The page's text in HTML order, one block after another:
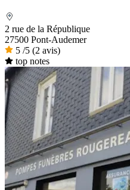
2 rue de la République
27500 Pont-Audemer
5 /5 (2 avis)
top notes